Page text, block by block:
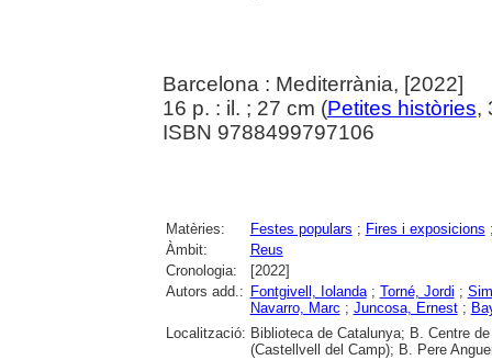
Barcelona : Mediterrània, [2022]
16 p. : il. ; 27 cm (Petites històries,
ISBN 9788499797106
Matèries: Festes populars ; Fires i exposicions
Àmbit:
Reus
Cronologia:
[2022]
Autors add.: Fontgivell, Iolanda; Torné, Jordi ;
Navarro, Marc ; Juncosa, Ernest;
Localització: Biblioteca de Catalunya; B. Centre
(Castellvell del Camp); B. Pere